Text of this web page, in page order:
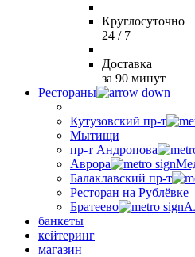
Круглосуточно
24 / 7
Доставка
за 90 минут
Рестораны
Кутузовский пр-т
Мытищи
пр-т Андропова
Аврора
Балаклавский пр-т
Ресторан на Рублёвке
Братеево
банкеты
кейтеринг
магазин